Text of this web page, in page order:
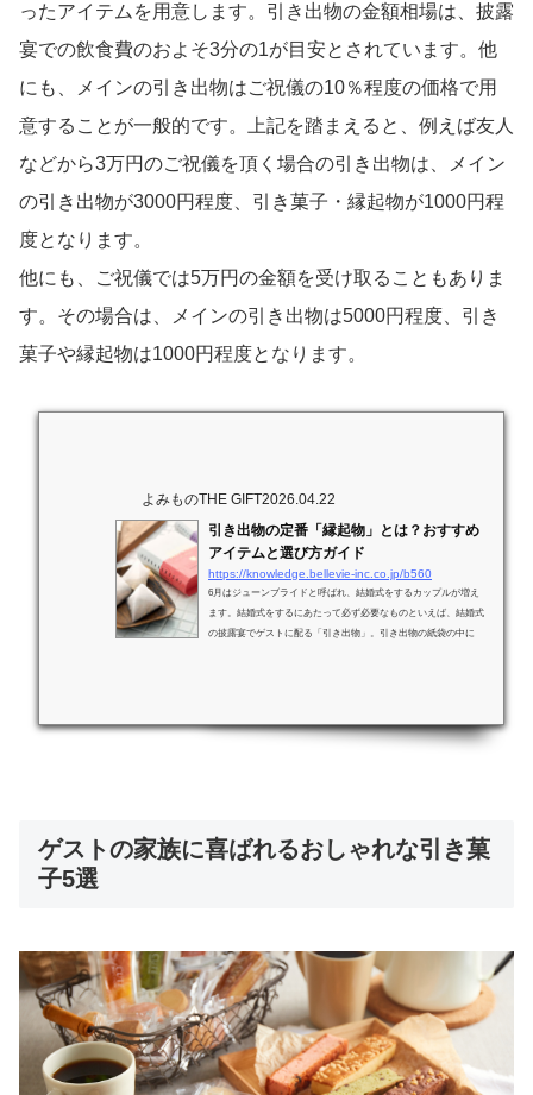
ったアイテムを用意します。引き出物の金額相場は、披露
宴での飲食費のおよそ3分の1が目安とされています。他
にも、メインの引き出物はご祝儀の10％程度の価格で用
意することが一般的です。上記を踏まえると、例えば友人
などから3万円のご祝儀を頂く場合の引き出物は、メイン
の引き出物が3000円程度、引き菓子・縁起物が1000円程
度となります。
他にも、ご祝儀では5万円の金額を受け取ることもありま
す。その場合は、メインの引き出物は5000円程度、引き
菓子や縁起物は1000円程度となります。
よみものTHE GIFT2026.04.22
引き出物の定番「縁起物」とは？おすすめ
アイテムと選び方ガイド
https://knowledge.bellevie-inc.co.jp/b560
6月はジューンブライドと呼ばれ、結婚式をするカップルが増え
ます。結婚式をするにあたって必ず必要なものといえば、結婚式
の披露宴でゲストに配る「引き出物」。引き出物の紙袋の中に
縁起物の意味と必要性、ゲストに喜ばれる縁起物を紹介します。
ゲストの家族に喜ばれるおしゃれな引き菓
子5選